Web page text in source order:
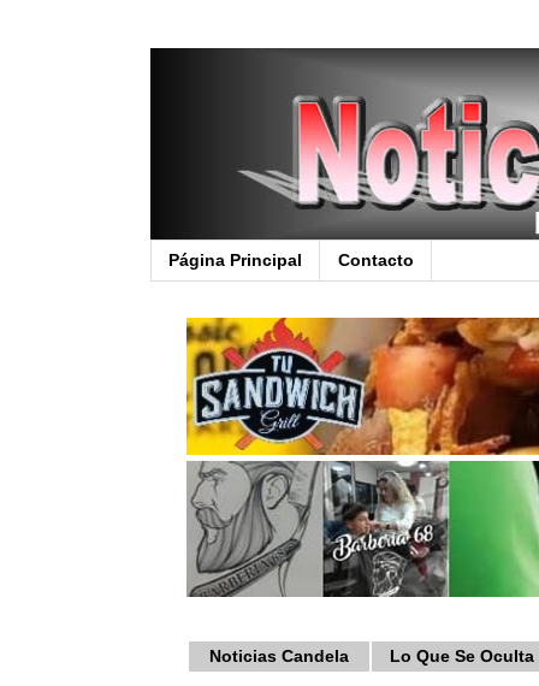
Página Principal Contacto
Noticias Candela Lo Que Se Oculta